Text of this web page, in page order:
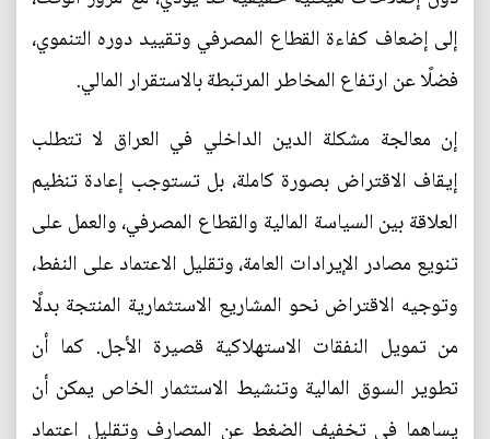
إلى إضعاف كفاءة القطاع المصرفي وتقييد دوره التنموي،
فضلًا عن ارتفاع المخاطر المرتبطة بالاستقرار المالي.
إن معالجة مشكلة الدين الداخلي في العراق لا تتطلب
إيقاف الاقتراض بصورة كاملة، بل تستوجب إعادة تنظيم
العلاقة بين السياسة المالية والقطاع المصرفي، والعمل على
تنويع مصادر الإيرادات العامة، وتقليل الاعتماد على النفط،
وتوجيه الاقتراض نحو المشاريع الاستثمارية المنتجة بدلًا
من تمويل النفقات الاستهلاكية قصيرة الأجل. كما أن
تطوير السوق المالية وتنشيط الاستثمار الخاص يمكن أن
يساهما في تخفيف الضغط عن المصارف وتقليل اعتماد